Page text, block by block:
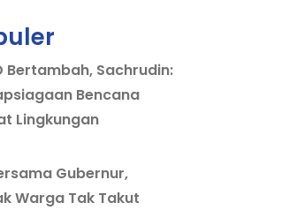
Bertambah, Sachrudin:
Bencana
Lingkungan
Gubernur,
Warga Tak Takut